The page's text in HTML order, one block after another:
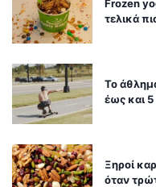
Frozen
τελικά
Το
έως και
Ξηροί
όταν